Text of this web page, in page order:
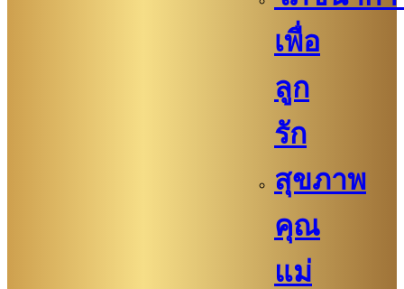
เพื่อ
ลูก
รัก
สุขภาพ
คุณ
แม่